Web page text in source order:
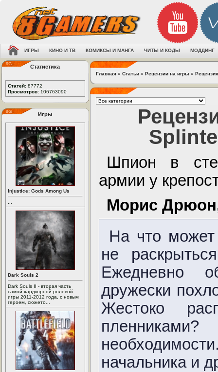
ИГРЫ КИНО И ТВ КОМИКСЫ И МАНГА ЧИТЫ И КОДЫ МОДДИНГ
Статистика
Статей: 87772
Просмотров: 106763090
Игры
Injustice: Gods Among Us
Dark Souls 2
Dark Souls II - вторая часть
самой хардкорной ролевой
игры 2011-2012 года, с новым
героем, сюжето...
Главная » Статьи » Рецензии на игры »
Шпион в
армии у
Морис
На что может
не
Ежедневно
дружески
Жестоко
начальника и